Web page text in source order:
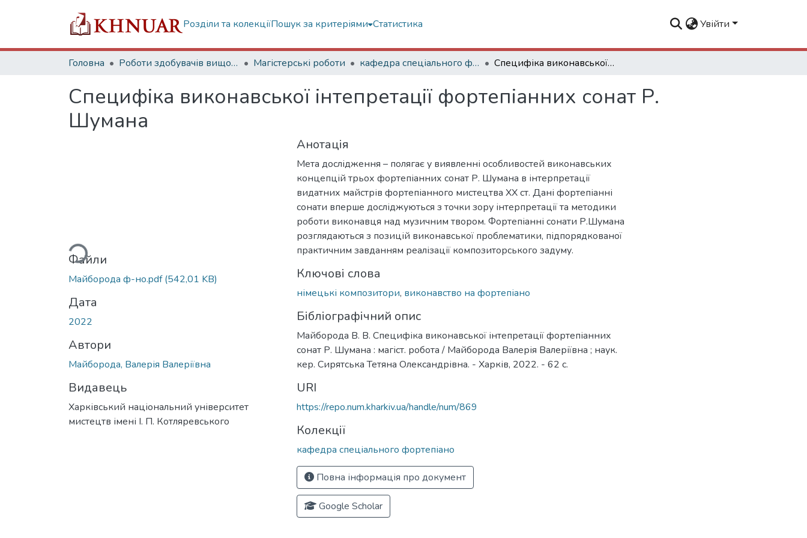
Розділи та колекціїПошук за критеріями Статистика Увійти
Головна Роботи здобувачів вищої освіти Магістерські роботи кафедра спеціального фортепіано Специфіка виконавської інтепретації фортепіанних сонат Р. Шумана
Специфіка виконавської інтепретації фортепіанних сонат Р.
Шумана
Вантажиться...
Файли
Майборода ф-но.pdf(542,01 KB)
Дата
2022
Автори
Майборода, Валерія Валеріївна
Видавець
Харківський національний університет
мистецтв імені І. П. Котляревського
Анотація
Мета дослідження – полягає у виявленні особливостей виконавських
концепцій трьох фортепіанних сонат Р. Шумана в інтерпретації
видатних майстрів фортепіанного мистецтва ХХ ст. Дані фортепіанні
сонати вперше досліджуються з точки зору інтерпретації та методики
роботи виконавця над музичним твором. Фортепіанні сонати Р.Шумана
розглядаються з позицій виконавської проблематики, підпорядкованої
практичним завданням реалізації композиторського задуму.
Ключові слова
німецькі композитори, виконавство на фортепіано
Бібліографічний опис
Майборода В. В. Специфіка виконавської інтепретації фортепіанних
сонат Р. Шумана : магіст. робота / Майборода Валерія Валеріївна ; наук.
кер. Сирятська Тетяна Олександрівна. - Харків, 2022. - 62 с.
URI
https://repo.num.kharkiv.ua/handle/num/869
Колекції
кафедра спеціального фортепіано
Повна інформація про документ
Google Scholar